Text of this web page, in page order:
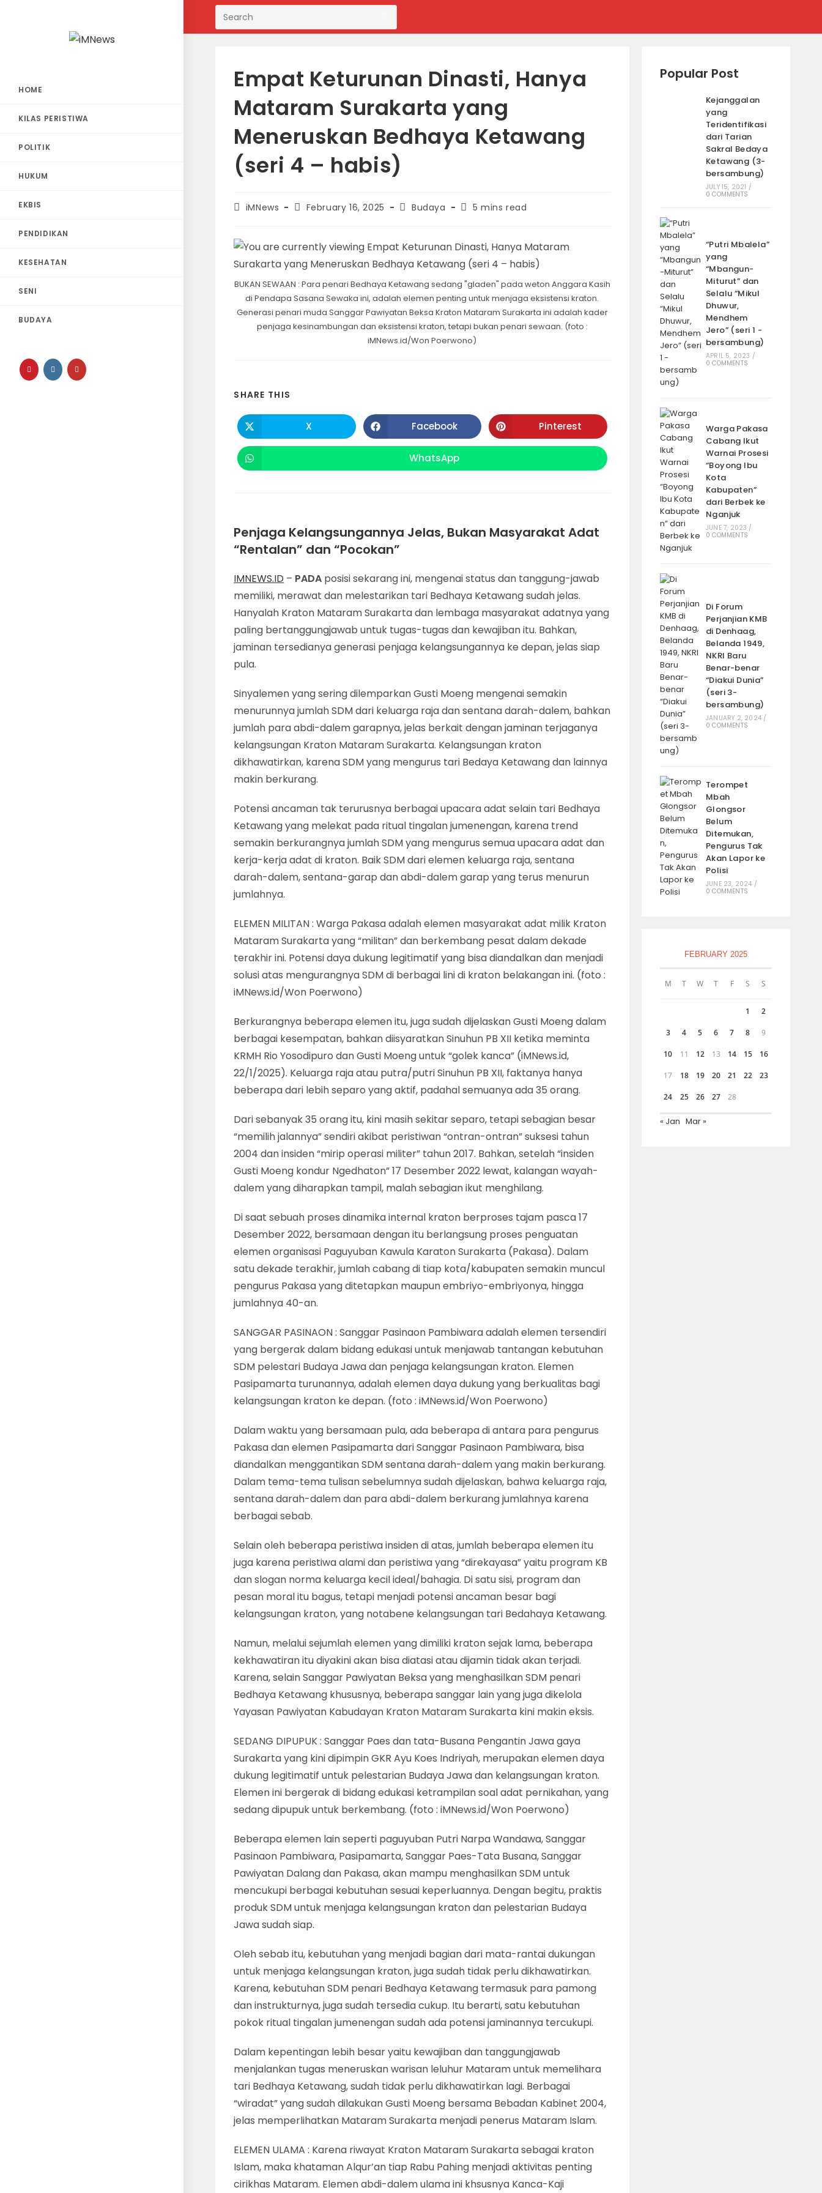
content
HOME
KILAS PERISTIWA
POLITIK
HUKUM
EKBIS
PENDIDIKAN
KESEHATAN
SENI
BUDAYA
Empat Keturunan Dinasti, Hanya
Mataram Surakarta yang
Meneruskan Bedhaya Ketawang
(seri 4 – habis)
PostiMNews
PostFebruary 16, 2025
PostBudaya
Reading
5 mins read
BUKAN SEWAAN : Para penari Bedhaya Ketawang sedang "gladen" pada weton Anggara Kasih
di Pendapa Sasana Sewaka ini, adalah elemen penting untuk menjaga eksistensi kraton.
Generasi penari muda Sanggar Pawiyatan Beksa Kraton Mataram Surakarta ini adalah kader
penjaga kesinambungan dan eksistensi kraton, tetapi bukan penari sewaan. (foto :
iMNews.id/Won Poerwono)
SHARE THIS
THIS
CONTENT
Opens
in
a
X Opens
in
a
new
window
Facebook Opens
in
a
Pinterest
Opens
in
WhatsApp
Penjaga Kelangsungannya Jelas, Bukan Masyarakat Adat
“Rentalan” dan “Pocokan”
IMNEWS.ID – PADA posisi sekarang ini, mengenai status dan tanggung-jawab
memiliki, merawat dan melestarikan tari Bedhaya Ketawang sudah jelas.
Hanyalah Kraton Mataram Surakarta dan lembaga masyarakat adatnya yang
paling bertanggungjawab untuk tugas-tugas dan kewajiban itu. Bahkan,
jaminan tersedianya generasi penjaga kelangsungannya ke depan, jelas siap
pula.
Sinyalemen yang sering dilemparkan Gusti Moeng mengenai semakin
menurunnya jumlah SDM dari keluarga raja dan sentana darah-dalem, bahkan
jumlah para abdi-dalem garapnya, jelas berkait dengan jaminan terjaganya
kelangsungan Kraton Mataram Surakarta. Kelangsungan kraton
dikhawatirkan, karena SDM yang mengurus tari Bedaya Ketawang dan lainnya
makin berkurang.
Potensi ancaman tak terurusnya berbagai upacara adat selain tari Bedhaya
Ketawang yang melekat pada ritual tingalan jumenengan, karena trend
semakin berkurangnya jumlah SDM yang mengurus semua upacara adat dan
kerja-kerja adat di kraton. Baik SDM dari elemen keluarga raja, sentana
darah-dalem, sentana-garap dan abdi-dalem garap yang terus menurun
jumlahnya.
ELEMEN MILITAN : Warga Pakasa adalah elemen masyarakat adat milik Kraton
Mataram Surakarta yang “militan” dan berkembang pesat dalam dekade
terakhir ini. Potensi daya dukung legitimatif yang bisa diandalkan dan menjadi
solusi atas mengurangnya SDM di berbagai lini di kraton belakangan ini. (foto :
iMNews.id/Won Poerwono)
Berkurangnya beberapa elemen itu, juga sudah dijelaskan Gusti Moeng dalam
berbagai kesempatan, bahkan diisyaratkan Sinuhun PB XII ketika meminta
KRMH Rio Yosodipuro dan Gusti Moeng untuk “golek kanca” (iMNews.id,
22/1/2025). Keluarga raja atau putra/putri Sinuhun PB XII, faktanya hanya
beberapa dari lebih separo yang aktif, padahal semuanya ada 35 orang.
Dari sebanyak 35 orang itu, kini masih sekitar separo, tetapi sebagian besar
“memilih jalannya” sendiri akibat peristiwan “ontran-ontran” suksesi tahun
2004 dan insiden “mirip operasi militer” tahun 2017. Bahkan, setelah “insiden
Gusti Moeng kondur Ngedhaton” 17 Desember 2022 lewat, kalangan wayah-
dalem yang diharapkan tampil, malah sebagian ikut menghilang.
Di saat sebuah proses dinamika internal kraton berproses tajam pasca 17
Desember 2022, bersamaan dengan itu berlangsung proses penguatan
elemen organisasi Paguyuban Kawula Karaton Surakarta (Pakasa). Dalam
satu dekade terakhir, jumlah cabang di tiap kota/kabupaten semakin muncul
pengurus Pakasa yang ditetapkan maupun embriyo-embriyonya, hingga
jumlahnya 40-an.
SANGGAR PASINAON : Sanggar Pasinaon Pambiwara adalah elemen tersendiri
yang bergerak dalam bidang edukasi untuk menjawab tantangan kebutuhan
SDM pelestari Budaya Jawa dan penjaga kelangsungan kraton. Elemen
Pasipamarta turunannya, adalah elemen daya dukung yang berkualitas bagi
kelangsungan kraton ke depan. (foto : iMNews.id/Won Poerwono)
Dalam waktu yang bersamaan pula, ada beberapa di antara para pengurus
Pakasa dan elemen Pasipamarta dari Sanggar Pasinaon Pambiwara, bisa
diandalkan menggantikan SDM sentana darah-dalem yang makin berkurang.
Dalam tema-tema tulisan sebelumnya sudah dijelaskan, bahwa keluarga raja,
sentana darah-dalem dan para abdi-dalem berkurang jumlahnya karena
berbagai sebab.
Selain oleh beberapa peristiwa insiden di atas, jumlah beberapa elemen itu
juga karena peristiwa alami dan peristiwa yang “direkayasa” yaitu program KB
dan slogan norma keluarga kecil ideal/bahagia. Di satu sisi, program dan
pesan moral itu bagus, tetapi menjadi potensi ancaman besar bagi
kelangsungan kraton, yang notabene kelangsungan tari Bedahaya Ketawang.
Namun, melalui sejumlah elemen yang dimiliki kraton sejak lama, beberapa
kekhawatiran itu diyakini akan bisa diatasi atau dijamin tidak akan terjadi.
Karena, selain Sanggar Pawiyatan Beksa yang menghasilkan SDM penari
Bedhaya Ketawang khususnya, beberapa sanggar lain yang juga dikelola
Yayasan Pawiyatan Kabudayan Kraton Mataram Surakarta kini makin eksis.
SEDANG DIPUPUK : Sanggar Paes dan tata-Busana Pengantin Jawa gaya
Surakarta yang kini dipimpin GKR Ayu Koes Indriyah, merupakan elemen daya
dukung legitimatif untuk pelestarian Budaya Jawa dan kelangsungan kraton.
Elemen ini bergerak di bidang edukasi ketrampilan soal adat pernikahan, yang
sedang dipupuk untuk berkembang. (foto : iMNews.id/Won Poerwono)
Beberapa elemen lain seperti paguyuban Putri Narpa Wandawa, Sanggar
Pasinaon Pambiwara, Pasipamarta, Sanggar Paes-Tata Busana, Sanggar
Pawiyatan Dalang dan Pakasa, akan mampu menghasilkan SDM untuk
mencukupi berbagai kebutuhan sesuai keperluannya. Dengan begitu, praktis
produk SDM untuk menjaga kelangsungan kraton dan pelestarian Budaya
Jawa sudah siap.
Oleh sebab itu, kebutuhan yang menjadi bagian dari mata-rantai dukungan
untuk menjaga kelangsungan kraton, juga sudah tidak perlu dikhawatirkan.
Karena, kebutuhan SDM penari Bedhaya Ketawang termasuk para pamong
dan instrukturnya, juga sudah tersedia cukup. Itu berarti, satu kebutuhan
pokok ritual tingalan jumenengan sudah ada potensi jaminannya tercukupi.
Dalam kepentingan lebih besar yaitu kewajiban dan tanggungjawab
menjalankan tugas meneruskan warisan leluhur Mataram untuk memelihara
tari Bedhaya Ketawang, sudah tidak perlu dikhawatirkan lagi. Berbagai
“wiradat” yang sudah dilakukan Gusti Moeng bersama Bebadan Kabinet 2004,
jelas memperlihatkan Mataram Surakarta menjadi penerus Mataram Islam.
ELEMEN ULAMA : Karena riwayat Kraton Mataram Surakarta sebagai kraton
Islam, maka khataman Alqur’an tiap Rabu Pahing menjadi aktivitas penting
cirikhas Mataram. Elemen abdi-dalem ulama ini khsusnya Kanca-Kaji
Popular Post
Kejanggalan
yang
Teridentifikasi
dari Tarian
Sakral Bedaya
Ketawang (3-
bersambung)
JULY 15, 2021 /
0 COMMENTS
“Putri Mbalela”
yang
“Mbangun-
Miturut” dan
Selalu “Mikul
Dhuwur,
Mendhem
Jero” (seri 1 -
bersambung)
APRIL 5, 2023 /
0 COMMENTS
Warga Pakasa
Cabang Ikut
Warnai Prosesi
“Boyong Ibu
Kota
Kabupaten”
dari Berbek ke
Nganjuk
JUNE 7, 2023 /
0 COMMENTS
Di Forum
Perjanjian KMB
di Denhaag,
Belanda 1949,
NKRI Baru
Benar-benar
“Diakui Dunia”
(seri 3-
bersambung)
JANUARY 2, 2024 /
0 COMMENTS
Terompet
Mbah
Glongsor
Belum
Ditemukan,
Pengurus Tak
Akan Lapor ke
Polisi
JUNE 23, 2024 /
0 COMMENTS
FEBRUARY 2025
M T W T F S S
1 2
3 4 5 6 7 8 9
10 11 12 13 14 15 16
17 18 19 20 21 22 23
24 25 26 27 28
« Jan Mar »